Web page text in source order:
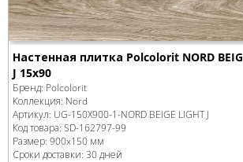
Настенная плитка Polcolorit NORD
J 15x90
Бренд: Polcolorit
Коллекция: Nord
Артикул: UG-150X900-1-NORD BEIGE LIGHT J
Код товара: SD-162797-99
Размер: 900x150 мм
Сроки доставки: 30 дней